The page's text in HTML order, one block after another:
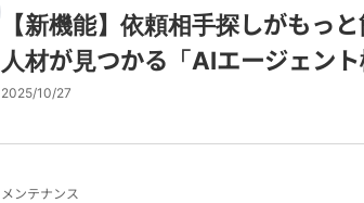
【新機能】依頼相手探しがもっ
人材が見つかる「AIエージェント
2025/10/27
メンテナンス